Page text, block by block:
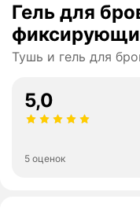
Гель для
Тушь и гель для
5,0
5 оценок